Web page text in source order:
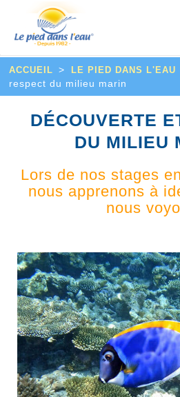
ACCUEIL > LE PIED DANS L'EAU
respect du milieu marin
DÉCOUVERTE
DU MILIEU
Lors de nos stages
nous apprenons à
nous